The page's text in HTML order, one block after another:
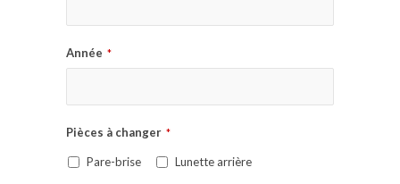
Année *
Pièces à changer *
Pare-brise Lunette arrière